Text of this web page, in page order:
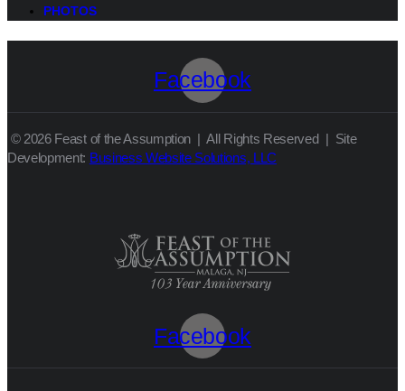
PHOTOS
Facebook
© 2026 Feast of the Assumption | All Rights Reserved | Site
Development: Business Website Solutions, LLC
Facebook